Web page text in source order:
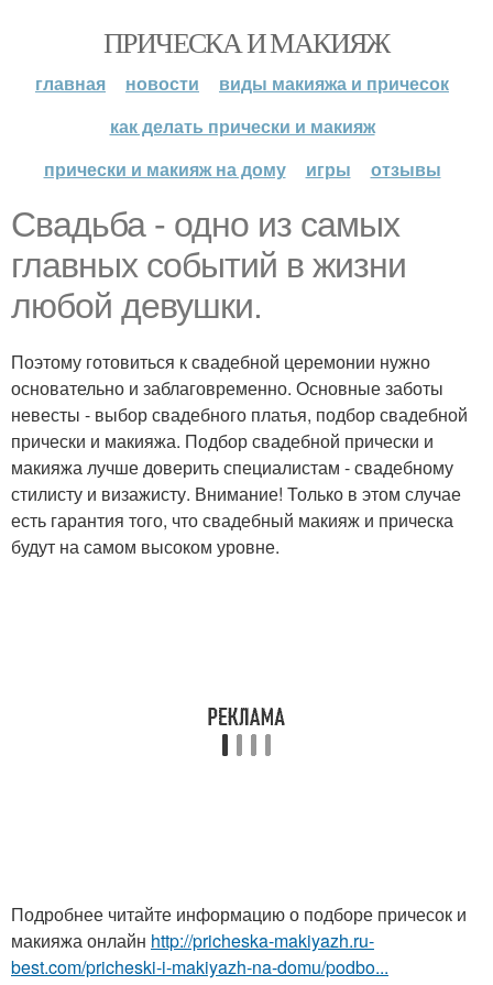
ПРИЧЕСКА И МАКИЯЖ
главная новости
виды макияжа и причесок
как делать прически и макияж
прически и макияж на дому
игры отзывы
Свадьба - одно из самых
главных событий в жизни
любой девушки.
Поэтому готовиться к свадебной церемонии нужно
основательно и заблаговременно. Основные заботы
невесты - выбор свадебного платья, подбор свадебной
прически и макияжа. Подбор свадебной прически и
макияжа лучше доверить специалистам - свадебному
стилисту и визажисту. Внимание! Только в этом случае
есть гарантия того, что свадебный макияж и прическа
будут на самом высоком уровне.
Подробнее читайте информацию о подборе причесок и
макияжа онлайн http://pricheska-makiyazh.ru-
best.com/pricheski-i-makiyazh-na-domu/podbo...